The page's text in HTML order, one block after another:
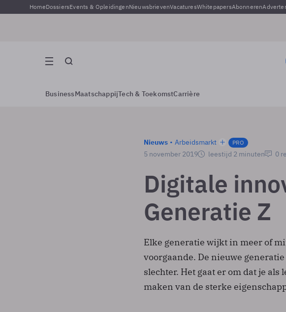
HomeDossiersEvents & OpleidingenNieuwsbrievenVacaturesWhitepapersAbonneren
BusinessMaatschappijTech & ToekomstCarrière
Nieuws Arbeidsmarkt PRO
5 november 2019 leestijd 2 minuten 0
Digitale
Generatie Z
Elke generatie wijkt in meer of
voorgaande. De nieuwe
slechter. Het gaat er om dat je
maken van de sterke